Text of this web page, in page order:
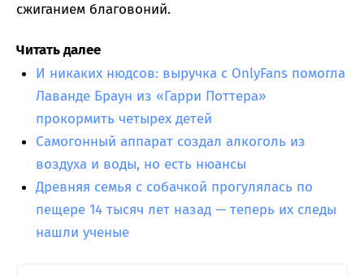
сжиганием благовоний.
Читать далее
И никаких нюдсов: выручка с OnlyFans помогла
Лаванде Браун из «Гарри Поттера»
прокормить четырех детей
Самогонный аппарат создал алкоголь из
воздуха и воды, но есть нюансы
Древняя семья с собачкой прогулялась по
пещере 14 тысяч лет назад — теперь их следы
нашли ученые